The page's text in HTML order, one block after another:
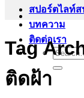
สปอร์ตไลท์
บทความ
ติดต่อเรา
Search
for:
Tag
ติดฝ้า